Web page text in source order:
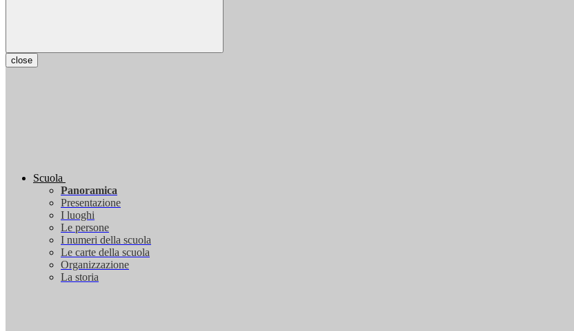
close
Scuola
Panoramica
Presentazione
I luoghi
Le persone
I numeri della scuola
Le carte della scuola
Organizzazione
La storia